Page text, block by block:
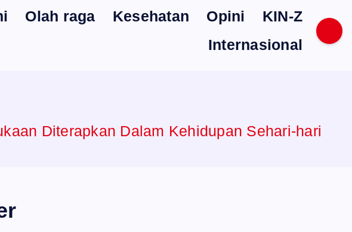
Olah raga Kesehatan Opini
KIN-Z
Internasional
Diterapkan Dalam Kehidupan Sehari-hari